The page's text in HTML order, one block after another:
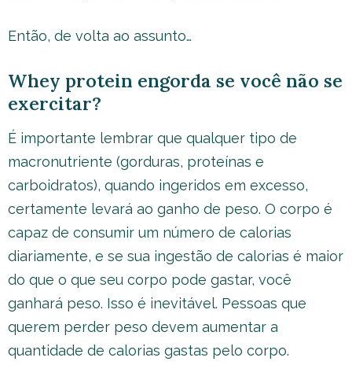
Então, de volta ao assunto…
Whey protein engorda se você não se
exercitar?
É importante lembrar que qualquer tipo de
macronutriente (gorduras, proteínas e
carboidratos), quando ingeridos em excesso,
certamente levará ao ganho de peso. O corpo é
capaz de consumir um número de calorias
diariamente, e se sua ingestão de calorias é maior
do que o que seu corpo pode gastar, você
ganhará peso. Isso é inevitável. Pessoas que
querem perder peso devem aumentar a
quantidade de calorias gastas pelo corpo.